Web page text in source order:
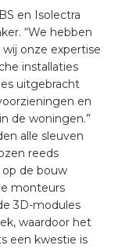
en Isolectra
“We hebben
onze expertise
installaties
uitgebracht
en
de woningen.”
alle sleuven
reeds
op de bouw
monteurs
3D-modules
waardoor het
een kwestie is